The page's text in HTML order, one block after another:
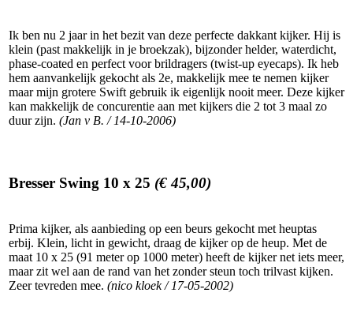
Ik ben nu 2 jaar in het bezit van deze perfecte dakkant kijker. Hij is
klein (past makkelijk in je broekzak), bijzonder helder, waterdicht,
phase-coated en perfect voor brildragers (twist-up eyecaps). Ik heb
hem aanvankelijk gekocht als 2e, makkelijk mee te nemen kijker
maar mijn grotere Swift gebruik ik eigenlijk nooit meer. Deze kijker
kan makkelijk de concurentie aan met kijkers die 2 tot 3 maal zo
duur zijn. (Jan v B. / 14-10-2006)
Bresser Swing 10 x 25 (€ 45,00)
Prima kijker, als aanbieding op een beurs gekocht met heuptas
erbij. Klein, licht in gewicht, draag de kijker op de heup. Met de
maat 10 x 25 (91 meter op 1000 meter) heeft de kijker net iets meer,
maar zit wel aan de rand van het zonder steun toch trilvast kijken.
Zeer tevreden mee. (nico kloek / 17-05-2002)